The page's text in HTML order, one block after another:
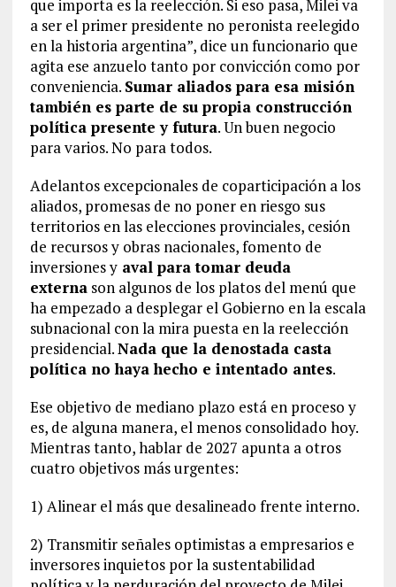
que importa es la reelección. Si eso pasa, Milei va
a ser el primer presidente no peronista reelegido
en la historia argentina”, dice un funcionario que
agita ese anzuelo tanto por convicción como por
conveniencia. Sumar aliados para esa misión
también es parte de su propia construcción
política presente y futura. Un buen negocio
para varios. No para todos.
Adelantos excepcionales de coparticipación a los
aliados, promesas de no poner en riesgo sus
territorios en las elecciones provinciales, cesión
de recursos y obras nacionales, fomento de
inversiones yaval para tomar deuda
externason algunos de los platos del menú que
ha empezado a desplegar el Gobierno en la escala
subnacional con la mira puesta en la reelección
presidencial.Nada que la denostada casta
política no haya hecho e intentado antes.
Ese objetivo de mediano plazo está en proceso y
es, de alguna manera, el menos consolidado hoy.
Mientras tanto, hablar de 2027 apunta a otros
cuatro objetivos más urgentes:
1) Alinear el más que desalineado frente interno.
2) Transmitir señales optimistas a empresarios e
inversores inquietos por la sustentabilidad